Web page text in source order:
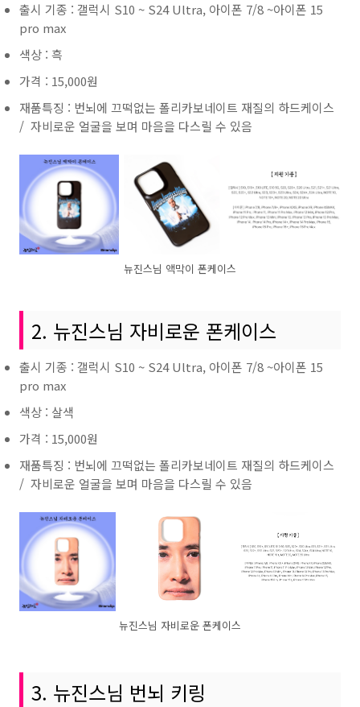
출시 기종 : 갤럭시 S10 ~ S24 Ultra, 아이폰 7/8 ~아이폰 15
pro max
색상 : 흑
가격 : 15,000원
재품특징 : 번뇌에 끄떡없는 폴리카보네이트 재질의 하드케이스
/ 자비로운 얼굴을 보며 마음을 다스릴 수 있음
뉴진스님 액막이 폰케이스
2. 뉴진스님 자비로운 폰케이스
출시 기종 : 갤럭시 S10 ~ S24 Ultra, 아이폰 7/8 ~아이폰 15
pro max
색상 : 살색
가격 : 15,000원
재품특징 : 번뇌에 끄떡없는 폴리카보네이트 재질의 하드케이스
/ 자비로운 얼굴을 보며 마음을 다스릴 수 있음
뉴진스님 자비로운 폰케이스
3. 뉴진스님 번뇌 키링